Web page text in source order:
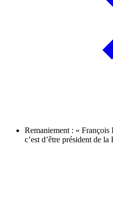
Remaniement : « François
c’est d’être président de